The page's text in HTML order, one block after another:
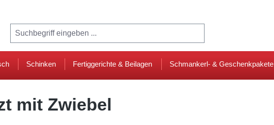
Schinken Fertiggerichte & Beilagen Schmankerl- & Geschenkpakete
mit Zwiebel